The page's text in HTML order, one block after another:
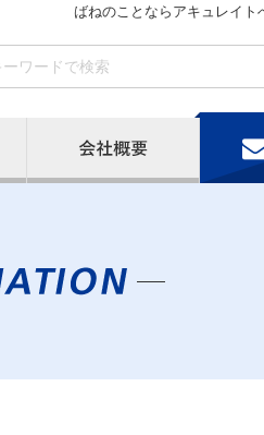
ばねのことならアキュレイト